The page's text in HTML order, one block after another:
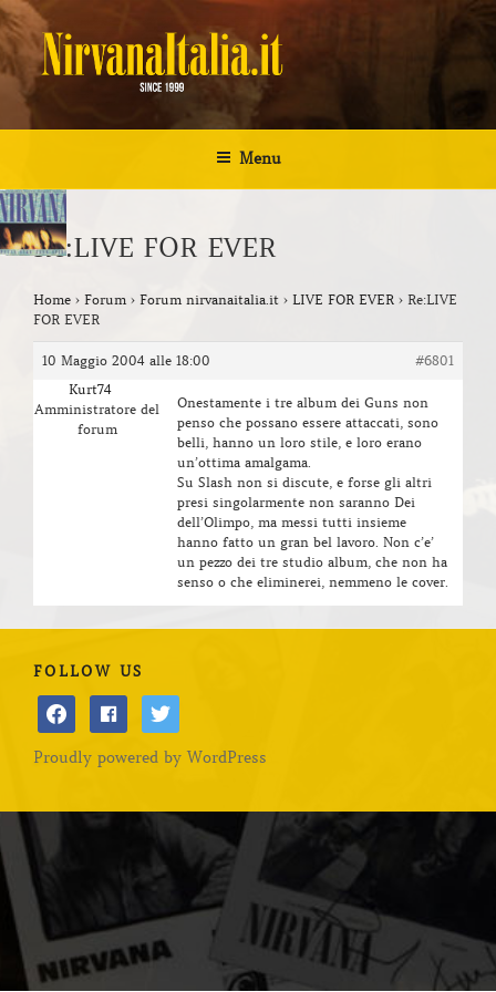
Salta
al
contenuto
NIRVANA ITALIA
Menu
Re:LIVE FOR EVER
Home › Forum › Forum nirvanaitalia.it › LIVE FOR EVER › Re:LIVE
FOR EVER
10 Maggio 2004 alle 18:00
#6801
Kurt74
Amministratore del
forum
Onestamente i tre album dei Guns non
penso che possano essere attaccati, sono
belli, hanno un loro stile, e loro erano
un’ottima amalgama.
Su Slash non si discute, e forse gli altri
presi singolarmente non saranno Dei
dell’Olimpo, ma messi tutti insieme
hanno fatto un gran bel lavoro. Non c’e’
un pezzo dei tre studio album, che non ha
senso o che eliminerei, nemmeno le cover.
FOLLOW US
facebookfacebooktwitter
Proudly powered by WordPress